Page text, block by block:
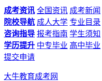
成考资讯 全国资讯 成考新闻
院校导航 成人大学 专业目录
咨询指导 报考指南 学生须知
学历提升 中专毕业 高中毕业
提交申请
大牛教育成考网